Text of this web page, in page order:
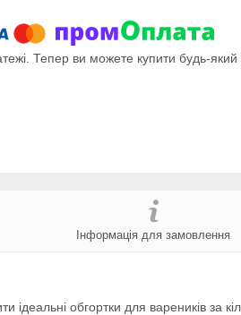
Тепер ви можете купити будь-
Інформація для замовлення
обгортки для вареників за